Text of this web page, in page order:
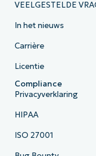
VEELGESTELDE
In het nieuws
Carrière
Licentie
Compliance
Privacyverklaring
HIPAA
ISO 27001